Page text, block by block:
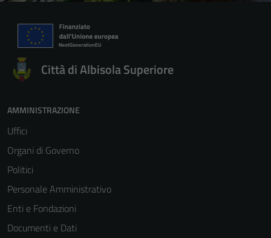
Città di Albisola Superiore
AMMINISTRAZIONE
Uffici
Organi di Governo
Politici
Personale Amministrativo
Enti e Fondazioni
Documenti e Dati